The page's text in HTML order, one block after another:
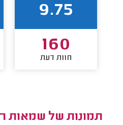
9.75
160
חוות דעת
תמונות של שמאות